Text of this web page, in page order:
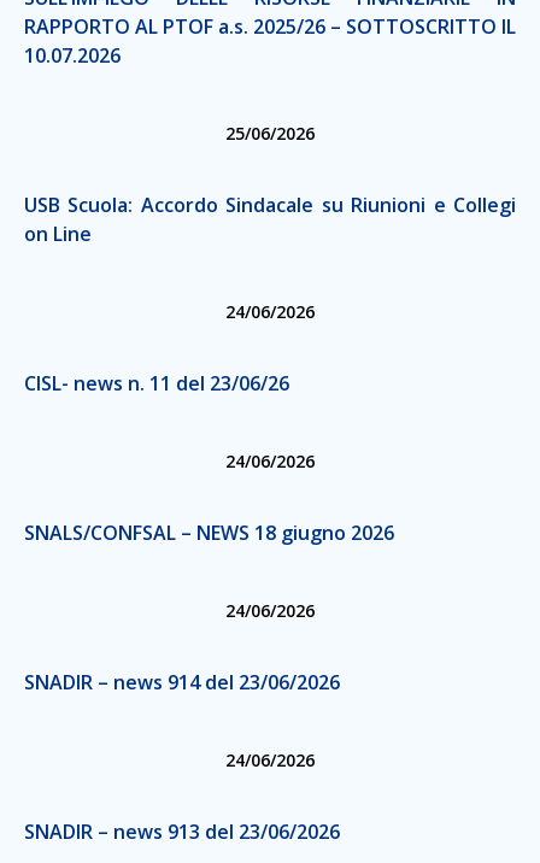
RAPPORTO AL PTOF a.s. 2025/26 – SOTTOSCRITTO IL
10.07.2026
25/06/2026
USB Scuola: Accordo Sindacale su Riunioni e Collegi
on Line
24/06/2026
CISL- news n. 11 del 23/06/26
24/06/2026
SNALS/CONFSAL – NEWS 18 giugno 2026
24/06/2026
SNADIR – news 914 del 23/06/2026
24/06/2026
SNADIR – news 913 del 23/06/2026